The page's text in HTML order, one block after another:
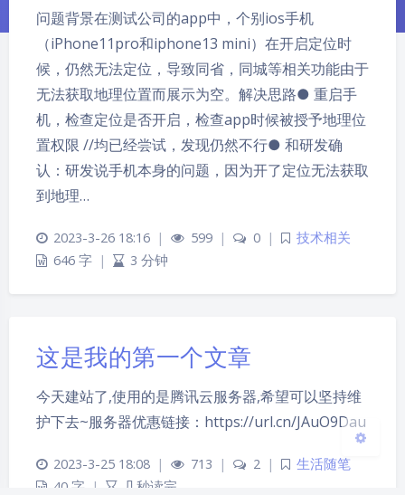
关闭 日落
问题背景在测试公司的app中，个别ios手机
（iPhone11pro和iphone13 mini）在开启定位时
候，仍然无法定位，导致同省，同城等相关功能由于
无法获取地理位置而展示为空。解决思路● 重启手
机，检查定位是否开启，检查app时候被授予地理位
置权限 //均已经尝试，发现仍然不行● 和研发确
认：研发说手机本身的问题，因为开了定位无法获取
到地理…
2023-3-26 18:16 | 599 | 0 |
技术相关
646 字 | 3 分钟
这是我的第一个文章
今天建站了,使用的是腾讯云服务器,希望可以坚持维
护下去~服务器优惠链接：https://url.cn/JAuO9Dau
2023-3-25 18:08 | 713 | 2 |
生活随笔
40 字
| 几秒读完